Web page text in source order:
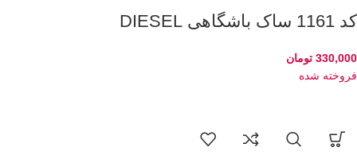
کد 1161 ساک باشگاهی DIESEL
330,000 تومان
فروخته شده